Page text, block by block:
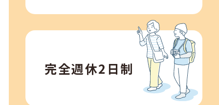
完全週休2日制